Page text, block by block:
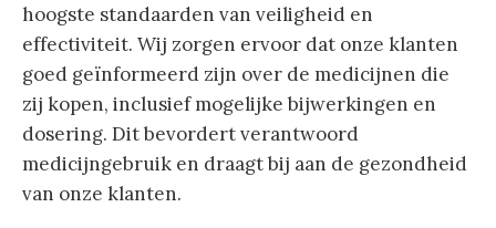
hoogste standaarden van veiligheid en
effectiviteit. Wij zorgen ervoor dat onze klanten
goed geïnformeerd zijn over de medicijnen die
zij kopen, inclusief mogelijke bijwerkingen en
dosering. Dit bevordert verantwoord
medicijngebruik en draagt bij aan de gezondheid
van onze klanten.